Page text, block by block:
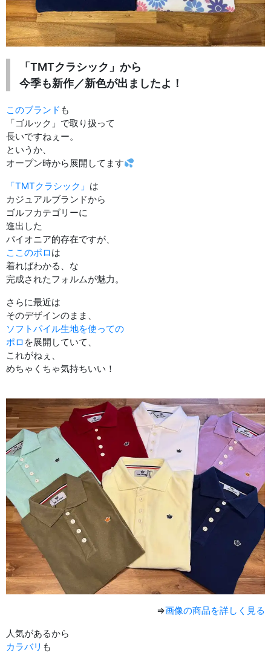
「TMTクラシック」から
今季も新作／新色が出ましたよ！
このブランド も
「ゴルック」で取り扱って
長いですねぇー。
というか、
オープン時から展開してます
「TMTクラシック」 は
カジュアルブランドから
ゴルフカテゴリーに
進出した
パイオニア的存在ですが、
ここのポロは
着ればわかる、な
完成されたフォルムが魅力。
さらに最近は
そのデザインのまま、
ソフトパイル生地を使っての
ポロ を展開していて、
これがねぇ、
めちゃくちゃ気持ちいい！
⇒画像の商品を詳しく見る
人気があるから
カラバリ も